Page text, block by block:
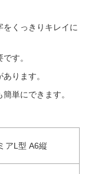
くっきりキレイに
す。
ります。
単にできます。
アL型 A6縦